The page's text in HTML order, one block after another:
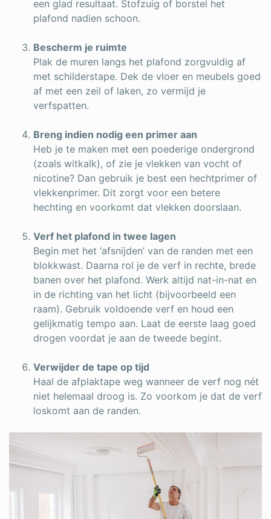
een glad resultaat. Stofzuig of borstel het
plafond nadien schoon.
Bescherm je ruimte
Plak de muren langs het plafond zorgvuldig af
met schilderstape. Dek de vloer en meubels goed
af met een zeil of laken, zo vermijd je
verfspatten.
Breng indien nodig een primer aan
Heb je te maken met een poederige ondergrond
(zoals witkalk), of zie je vlekken van vocht of
nicotine? Dan gebruik je best een hechtprimer of
vlekkenprimer. Dit zorgt voor een betere
hechting en voorkomt dat vlekken doorslaan.
Verf het plafond in twee lagen
Begin met het ‘afsnijden’ van de randen met een
blokkwast. Daarna rol je de verf in rechte, brede
banen over het plafond. Werk altijd nat-in-nat en
in de richting van het licht (bijvoorbeeld een
raam). Gebruik voldoende verf en houd een
gelijkmatig tempo aan. Laat de eerste laag goed
drogen voordat je aan de tweede begint.
Verwijder de tape op tijd
Haal de afplaktape weg wanneer de verf nog nét
niet helemaal droog is. Zo voorkom je dat de verf
loskomt aan de randen.